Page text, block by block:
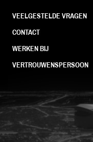
VEELGESTELDE VRAGEN
CONTACT
WERKEN BIJ
VERTROUWENSPERSOON
FC